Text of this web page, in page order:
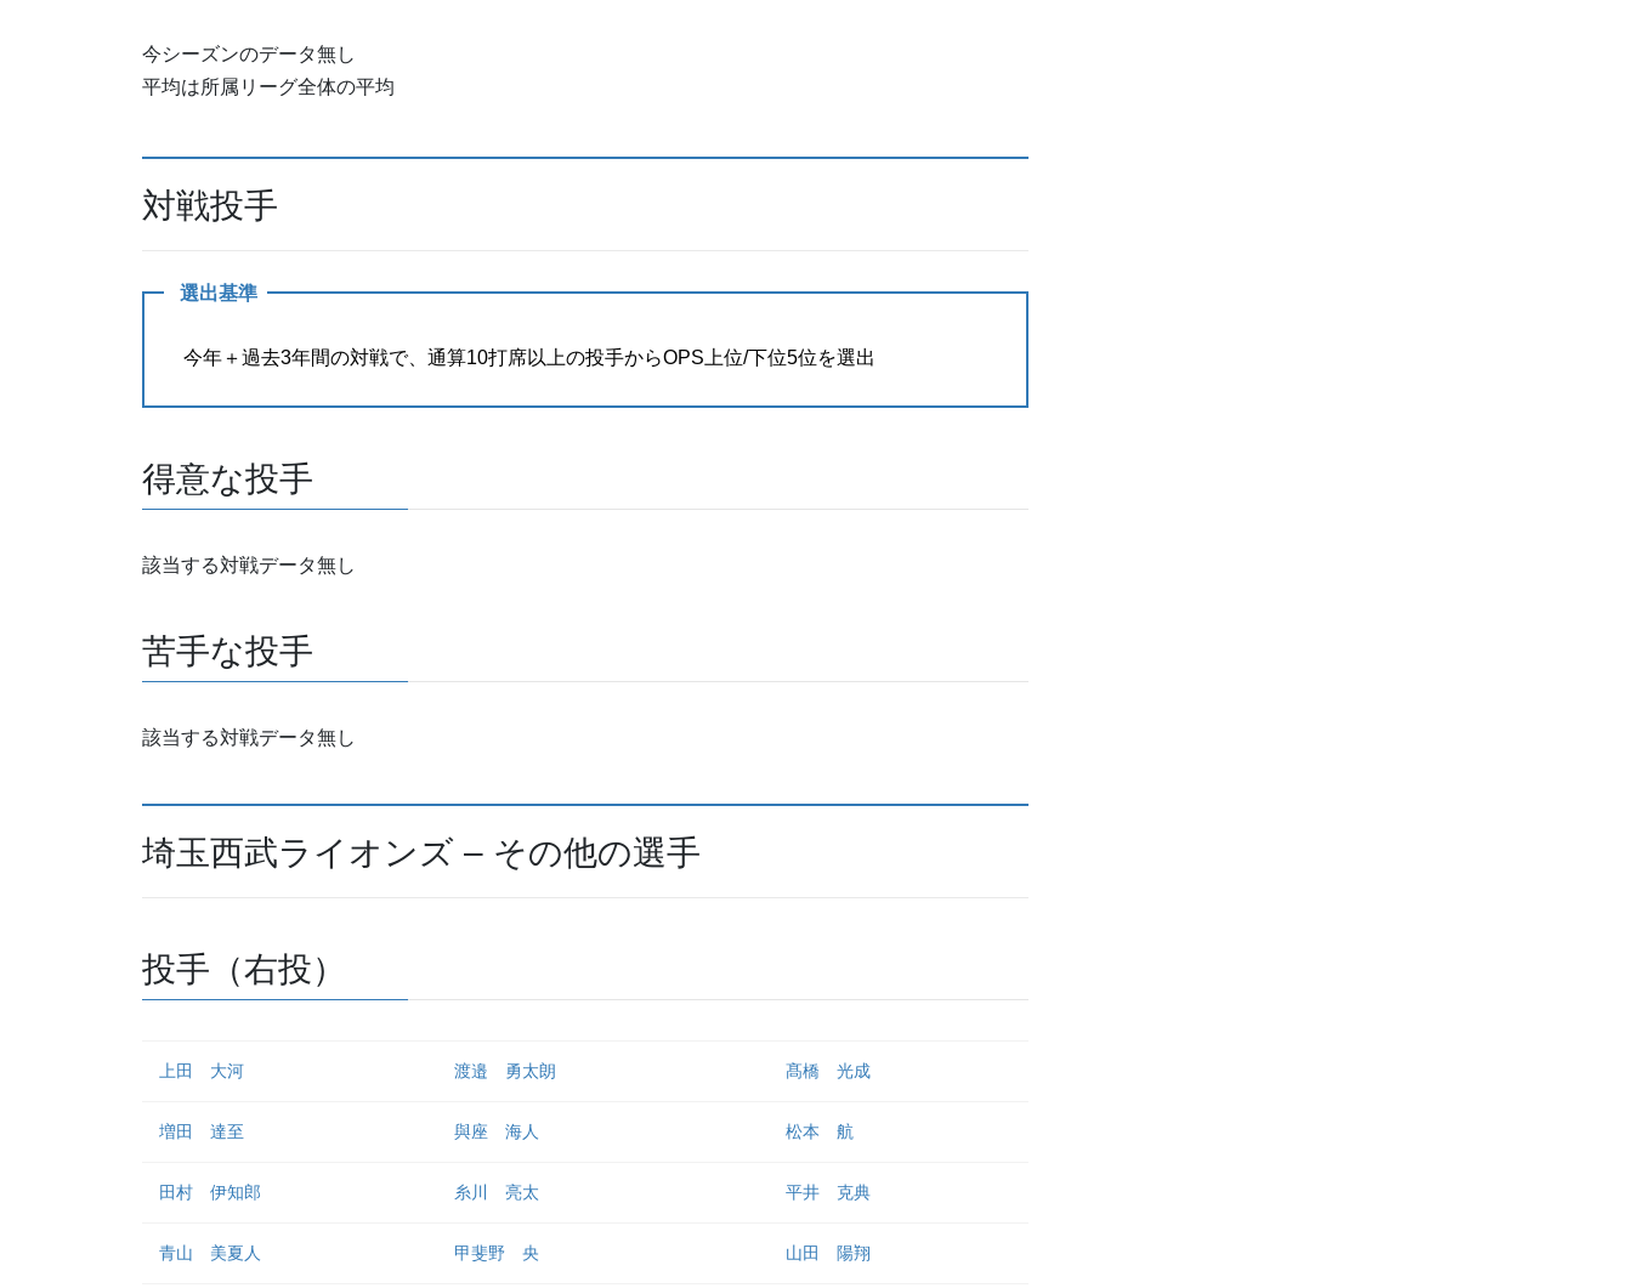
今シーズンのデータ無し
平均は所属リーグ全体の平均
対戦投手
選出基準
今年＋過去3年間の対戦で、通算10打席以上の投手からOPS上位/下位5位を選出
得意な投手
該当する対戦データ無し
苦手な投手
該当する対戦データ無し
埼玉西武ライオンズ – その他の選手
投手（右投）
上田 大河 渡邉 勇太朗 髙橋 光成
増田 達至 與座 海人 松本 航
田村 伊知郎 糸川 亮太 平井 克典
青山 美夏人 甲斐野 央 山田 陽翔